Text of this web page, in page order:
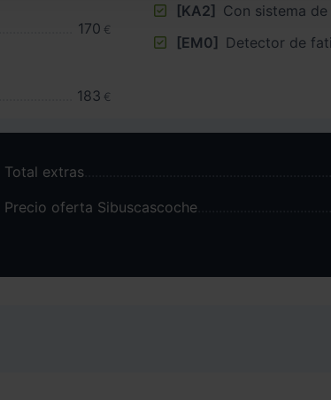
170 €
183 €
[KA2] Con sistema
[EM0] Detector de
Total extras
Precio oferta Sibuscascoche